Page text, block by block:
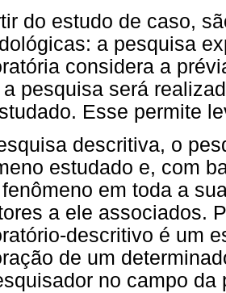
do estudo de caso,
a pesquisa
considera a
a pesquisa será
Esse permite
descritiva, o
estudado e, com
em toda a
a ele associados.
descritivo é um
de um
no campo